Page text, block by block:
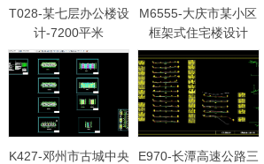
T028-某七层办公楼设
计-7200平米
M6555-大庆市某小区
框架式住宅楼设计
K427-邓州市古城中央
E970-长潭高速公路三